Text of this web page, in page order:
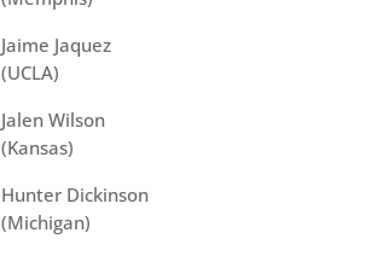
Jaime Jaquez
(UCLA)
Jalen Wilson
(Kansas)
Hunter Dickinson
(Michigan)